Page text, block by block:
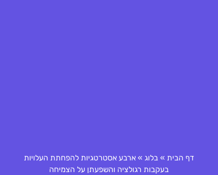
דף הבית » בלוג » ארבע אסטרטגיות להפחתת העלויות
בעקבות רגולציה והשפעתן על הצמיחה